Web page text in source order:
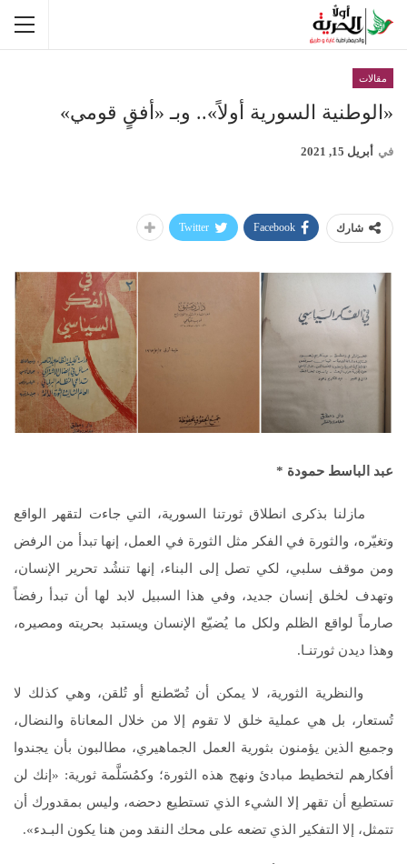
مقالات
«الوطنية السورية أولاً».. وبـ «أفقٍ قومي»
في أبريل 15, 2021
شارك Facebook
Twitter
عبد الباسط حمودة *
مازلنا بذكرى انطلاق ثورتنا السورية، التي جاءت لتقهر الواقع
وتغيّره، والثورة في الفكر مثل الثورة في العمل، إنها تبدأ من الرفض
ومن موقف سلبي، لكي تصل إلى البناء، إنها تنشُد تحرير الإنسان،
وتهدف لخلق إنسان جديد، وفي هذا السبيل لابد لها أن تبدأ رفضاً
صارماً لواقع الظلم ولكل ما يُضيّع الإنسان ويستبد بحريته ومصيره،
وهذا ديدن ثورتنـا.
والنظرية الثورية، لا يمكن أن تُصّطنع أو تُلقن، وهي كذلك لا
تُستعار، بل هي عملية خلق لا تقوم إلا من خلال المعاناة والنضال،
وجميع الذين يؤمنون بثورية العمل الجماهيري، مطالبون بأن يجندوا
أفكارهم لتخطيط مبادئ ونهج هذه الثورة؛ وكمُسَلَّمة ثورية: «إنك لن
تستطيع أن تقهر إلا الشيء الذي تستطيع دحضه، وليس بمقدورك أن
تتمثل، إلا التفكير الذي تضعه على محك النقد ومن هنا يكون البـدء».